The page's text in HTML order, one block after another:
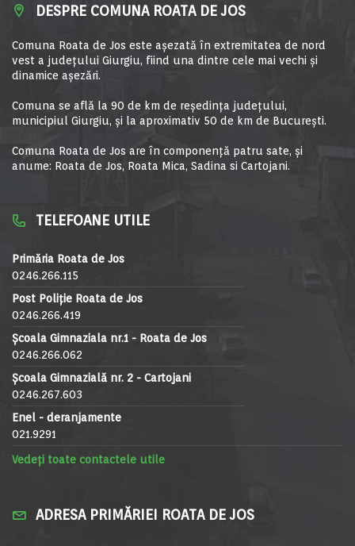
DESPRE COMUNA ROATA DE JOS
Comuna Roata de Jos este aşezată în extremitatea de nord
vest a judeţului Giurgiu, fiind una dintre cele mai vechi şi
dinamice aşezări.
Comuna se află la 90 de km de reşedinţa judeţului,
municipiul Giurgiu, şi la aproximativ 50 de km de Bucureşti.
Comuna Roata de Jos are în componență patru sate, și
anume: Roata de Jos, Roata Mica, Sadina si Cartojani.
TELEFOANE UTILE
Primăria Roata de Jos
0246.266.115
Post Poliție Roata de Jos
0246.266.419
Școala Gimnaziala nr.1 - Roata de Jos
0246.266.062
Școala Gimnazială nr. 2 - Cartojani
0246.267.603
Enel - deranjamente
021.9291
Vedeți toate contactele utile
ADRESA PRIMĂRIEI ROATA DE JOS